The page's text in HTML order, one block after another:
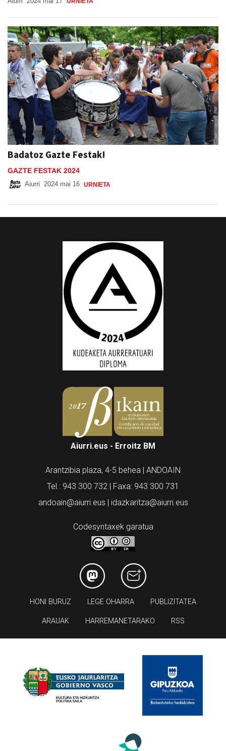
Badatoz Gazte Festak!
GAZTE FESTAK 2024
Aiurri 2024 mai 16 URNIETA
Aiurri.eus - Erroitz BM
Arantzibia plaza, 4-5 behea | ANDOAIN
Tel.: 943 300 732 | Faxa: 943 300 731
andoain@aiurri.eus | idazkaritza@aiurri.eus
Codesyntaxek garatua
HONI BURUZ LEGE OHARRA PUBLIZITATEA
ARAUAK HARREMANETARAKO RSS